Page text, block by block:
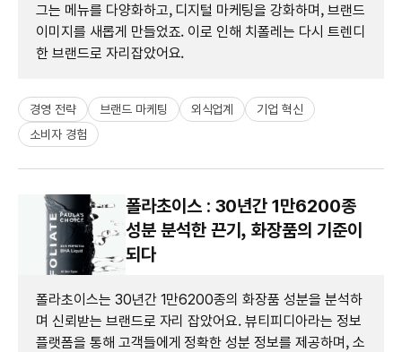
그는 메뉴를 다양화하고, 디지털 마케팅을 강화하며, 브랜드
이미지를 새롭게 만들었죠. 이로 인해 치폴레는 다시 트렌디
한 브랜드로 자리잡았어요.
경영 전략 브랜드 마케팅 외식업계
기업 혁신
소비자 경험
폴라초이스 : 30년간 1만6200종
성분 분석한 끈기, 화장품의 기준이
되다
폴라초이스는 30년간 1만6200종의 화장품 성분을 분석하
며 신뢰받는 브랜드로 자리 잡았어요. 뷰티피디아라는 정보
플랫폼을 통해 고객들에게 정확한 성분 정보를 제공하며, 소